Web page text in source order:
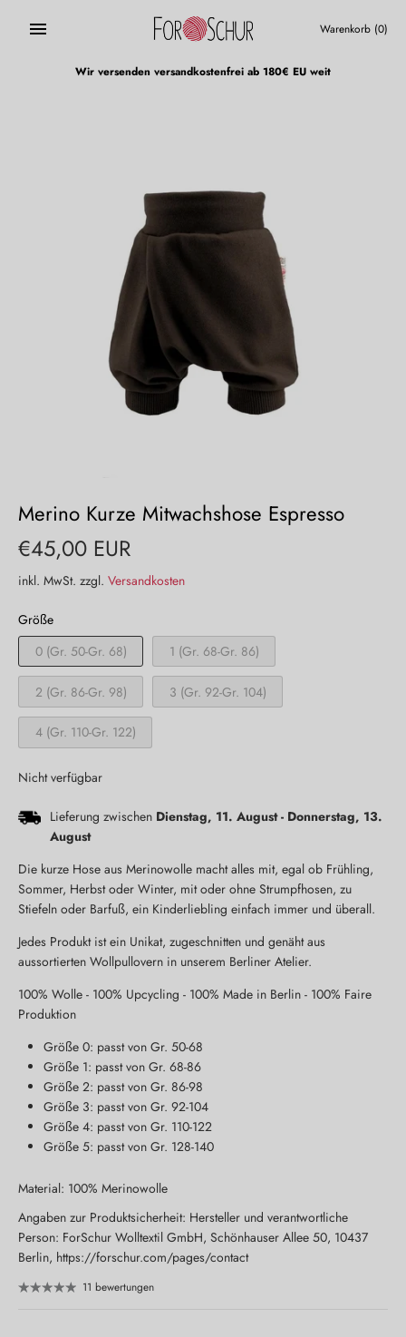
Warenkorb (0)
Wir versenden versandkostenfrei ab 180€ EU weit
Merino Kurze Mitwachshose Espresso
€45,00 EUR
inkl. MwSt. zzgl. Versandkosten
Größe
0 (Gr. 50-Gr. 68)
1 (Gr. 68-Gr. 86)
2 (Gr. 86-Gr. 98) 3 (Gr. 92-Gr. 104)
4 (Gr. 110-Gr. 122)
Nicht verfügbar
Lieferung zwischen Dienstag, 11. August- Donnerstag, 13.
August
Die kurze Hose aus Merinowolle macht alles mit, egal ob Frühling,
Sommer, Herbst oder Winter, mit oder ohne Strumpfhosen, zu
Stiefeln oder Barfuß, ein Kinderliebling einfach immer und überall.
Jedes Produkt ist ein Unikat, zugeschnitten und genäht aus
aussortierten Wollpullovern in unserem Berliner Atelier.
100% Wolle - 100% Upcycling - 100% Made in Berlin - 100% Faire
Produktion
Größe 0: passt von Gr. 50-68
Größe 1: passt von Gr. 68-86
Größe 2: passt von Gr. 86-98
Größe 3: passt von Gr. 92-104
Größe 4: passt von Gr. 110-122
Größe 5: passt von Gr. 128-140
Material: 100% Merinowolle
Angaben zur Produktsicherheit: Hersteller und verantwortliche
Person: ForSchur Wolltextil GmbH, Schönhauser Allee 50, 10437
Berlin, https://forschur.com/pages/contact
11 bewertungen